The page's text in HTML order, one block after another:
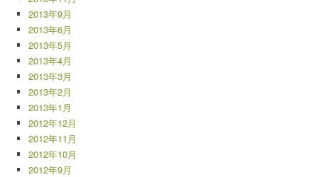
2013年9月
2013年6月
2013年5月
2013年4月
2013年3月
2013年2月
2013年1月
2012年12月
2012年11月
2012年10月
2012年9月